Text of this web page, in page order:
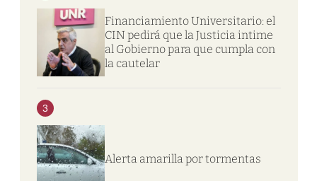
Financiamiento Universitario: el
CIN pedirá que la Justicia intime
al Gobierno para que cumpla con
la cautelar
3
Alerta amarilla por tormentas